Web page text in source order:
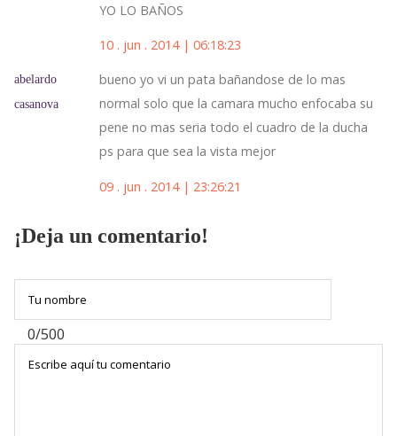
YO LO BAÑOS
10 . jun . 2014 | 06:18:23
abelardo
casanova
bueno yo vi un pata bañandose de lo mas
normal solo que la camara mucho enfocaba su
pene no mas seria todo el cuadro de la ducha
ps para que sea la vista mejor
09 . jun . 2014 | 23:26:21
¡Deja un comentario!
0/500